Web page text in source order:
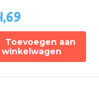
Toevoegen aan
winkelwagen